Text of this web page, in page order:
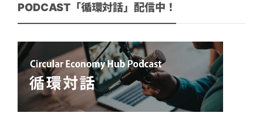
PODCAST「循環対話」配信中！